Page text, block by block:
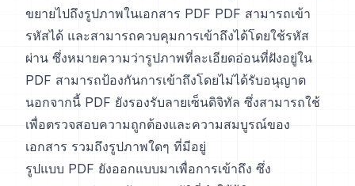
ขยายไปถึงรูปภาพในเอกสาร PDF PDF สามารถเข้า
รหัสได้ และสามารถควบคุมการเข้าถึงได้โดยใช้รหัส
ผ่าน ซึ่งหมายความว่ารูปภาพที่ละเอียดอ่อนที่ฝังอยู่ใน
PDF สามารถป้องกันการเข้าถึงโดยไม่ได้รับอนุญาต
นอกจากนี้ PDF ยังรองรับลายเซ็นดิจิทัล ซึ่งสามารถใช้
เพื่อตรวจสอบความถูกต้องและความสมบูรณ์ของ
เอกสาร รวมถึงรูปภาพใดๆ ที่มีอยู่
รูปแบบ PDF ยังออกแบบมาเพื่อการเข้าถึง ซึ่ง